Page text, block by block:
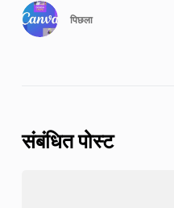
पिछला
संबंधित पोस्ट